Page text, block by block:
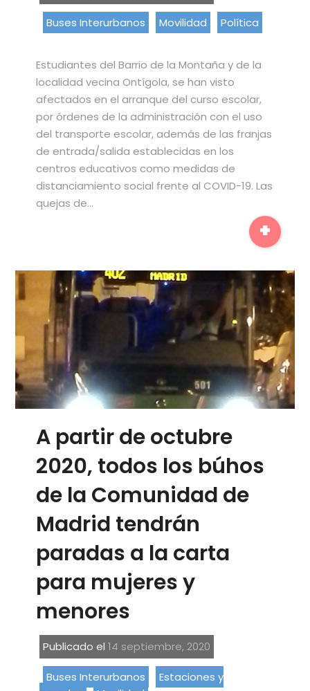
Buses Interurbanos Movilidad Política
Estudiantes del Barrio de la Montaña y de la
localidad vecina Ontígola, se han visto
afectados en el arranque del curso escolar,
por órdenes de la administración con el uso
del transporte escolar, además de las franjas
de entrada/salida establecidas en los
centros educativos como medidas de
distanciamiento social frente al COVID-19. Las
quejas de…
+
A partir de octubre
2020, todos los búhos
de la Comunidad de
Madrid tendrán
paradas a la carta
para mujeres y
menores
Publicado el14 septiembre, 2020
Buses Interurbanos
Estaciones y